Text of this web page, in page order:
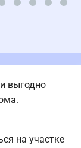
выгодно
на участке